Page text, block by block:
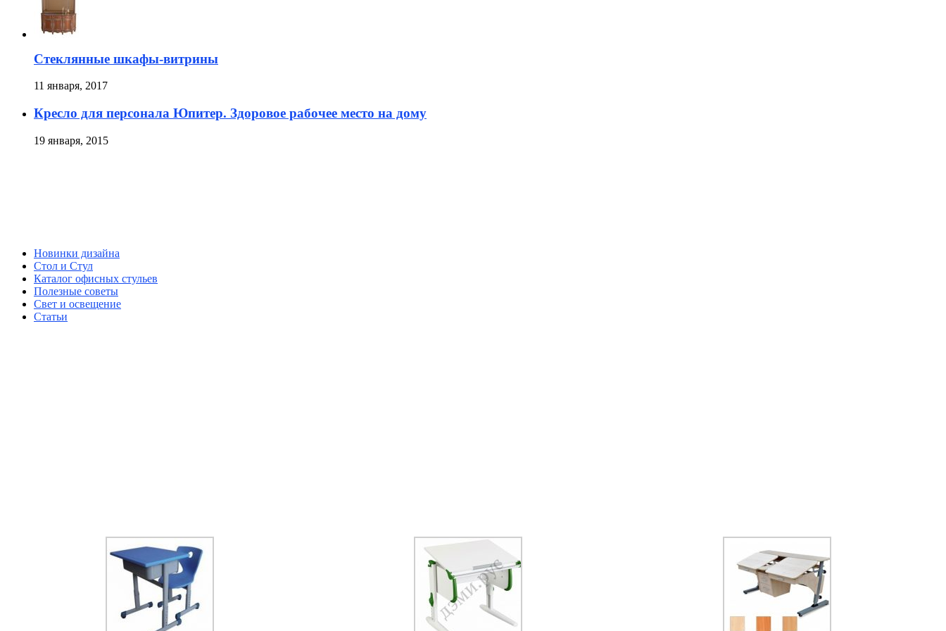
Стеклянные шкафы-витрины
11 января, 2017
Кресло для персонала Юпитер. Здоровое рабочее место на дому
19 января, 2015
Новинки дизайна
Стол и Стул
Каталог офисных стульев
Полезные советы
Свет и освещение
Статьи